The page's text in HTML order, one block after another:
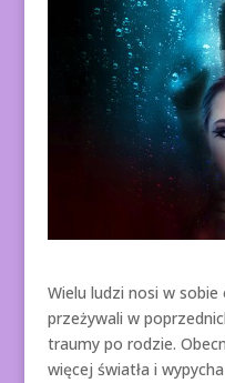
Wielu ludzi nosi w
przeżywali w
traumy po rodzie.
więcej światła i